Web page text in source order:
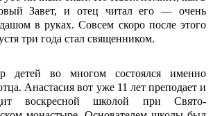
Завет, и отец читал его ― очень
в руках. Совсем скоро после этого
три года стал священником.
детей во многом состоялся именно
Анастасия вот уже 11 лет преподает и
воскресной школой при Свято-